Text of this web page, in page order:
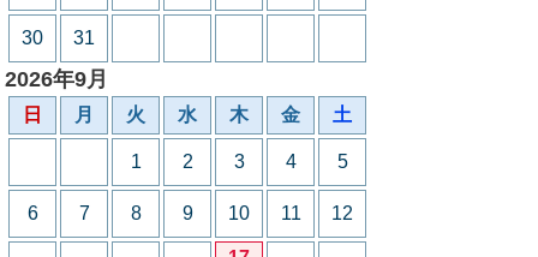
30 31
2026年9月
日 月 火 水 木 金 土
1 2 3 4 5
6 7 8 9 10 11 12